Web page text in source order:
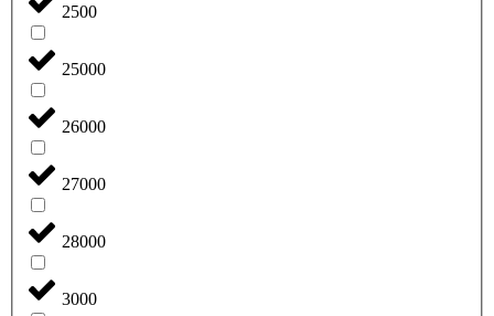
2500
25000
26000
27000
28000
3000